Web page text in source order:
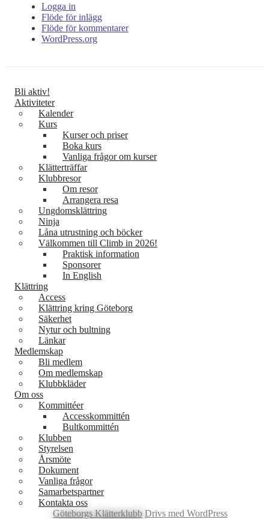
Logga in
Flöde för inlägg
Flöde för kommentarer
WordPress.org
Bli aktiv!
Aktiviteter
Kalender
Kurs
Kurser och priser
Boka kurs
Vanliga frågor om kurser
Klätterträffar
Klubbresor
Om resor
Arrangera resa
Ungdomsklättring
Ninja
Låna utrustning och böcker
Välkommen till Climb in 2026!
Praktisk information
Sponsorer
In English
Klättring
Access
Klättring kring Göteborg
Säkerhet
Nytur och bultning
Länkar
Medlemskap
Bli medlem
Om medlemskap
Klubbkläder
Om oss
Kommittéer
Accesskommittén
Bultkommittén
Klubben
Styrelsen
Årsmöte
Dokument
Vanliga frågor
Samarbetspartner
Kontakta oss
Göteborgs Klätterklubb Drivs med WordPress